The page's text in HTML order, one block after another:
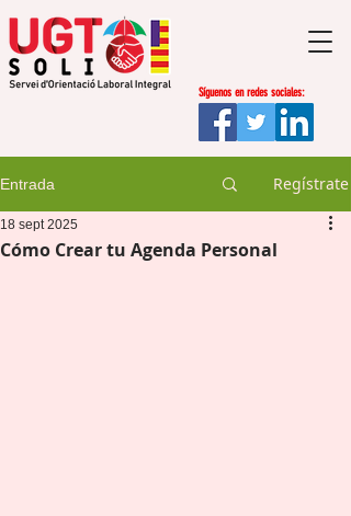
Síguenos en redes sociales:
Entrada Regístrate
Cómo Crear tu Agenda Personal
18 sept 2025